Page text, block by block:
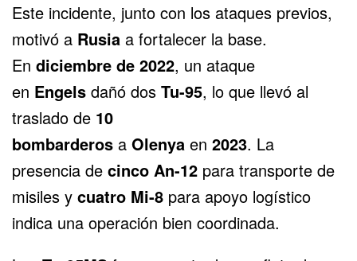
Este incidente, junto con los ataques previos,
motivó a Rusia a fortalecer la base.
En diciembre de 2022, un ataque
en Engels dañó dos Tu-95, lo que llevó al
traslado de 10
bombarderos a Olenya en 2023. La
presencia de cinco An-12 para transporte de
misiles y cuatro Mi-8 para apoyo logístico
indica una operación bien coordinada.